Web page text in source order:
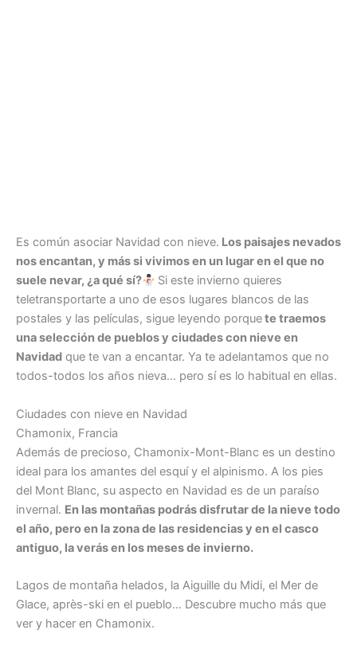
Es común asociar Navidad con nieve. Los paisajes nevados
nos encantan, y más si vivimos en un lugar en el que no
suele nevar, ¿a qué sí?
Si este invierno quieres
teletransportarte a uno de esos lugares blancos de las
postales y las películas, sigue leyendo porquete traemos
una selección de pueblos y ciudades con nieve en
Navidad que te van a encantar. Ya te adelantamos que no
todos-todos los años nieva… pero sí es lo habitual en ellas.
Ciudades con nieve en Navidad
Chamonix, Francia
Además de precioso, Chamonix-Mont-Blanc es un destino
ideal para los amantes del esquí y el alpinismo. A los pies
del Mont Blanc, su aspecto en Navidad es de un paraíso
invernal. En las montañas podrás disfrutar de la nieve todo
el año, pero en la zona de las residencias y en el casco
antiguo, la verás en los meses de invierno.
Lagos de montaña helados, la Aiguille du Midi, el Mer de
Glace, après-ski en el pueblo… Descubre mucho más que
ver y hacer en Chamonix.